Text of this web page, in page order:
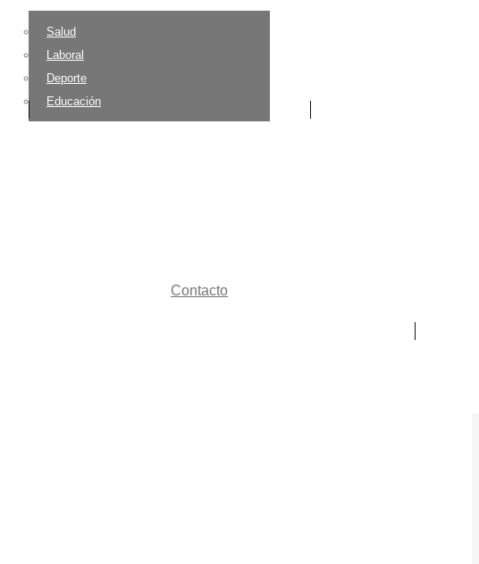
Salud
Laboral
Deporte
Educación
Contacto